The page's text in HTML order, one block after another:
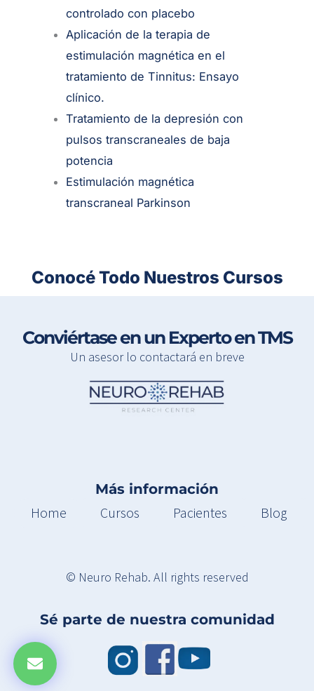
controlado con placebo
Aplicación de la terapia de
estimulación magnética en el
tratamiento de Tinnitus: Ensayo
clínico.
Tratamiento de la depresión con
pulsos transcraneales de baja
potencia
Estimulación magnética
transcraneal Parkinson
Conocé Todo Nuestros Cursos
Conviértase en un Experto en TMS
Un asesor lo contactará en breve
Más información
Home
Cursos Pacientes Blog
© Neuro Rehab. All rights reserved
Sé parte de nuestra comunidad